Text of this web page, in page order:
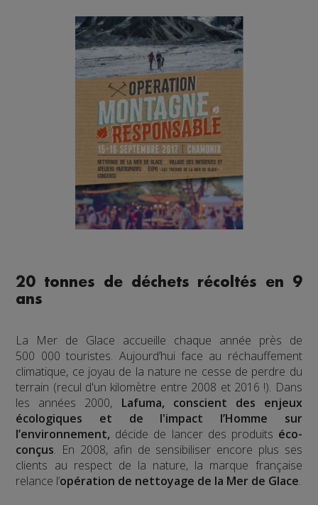
20 tonnes de déchets récoltés en 9
ans
La Mer de Glace accueille chaque année près de
500 000 touristes. Aujourd’hui face au réchauffement
climatique, ce joyau de la nature ne cesse de perdre du
terrain (recul d'un kilomètre entre 2008 et 2016 !). Dans
les années 2000, Lafuma, conscient des enjeux
écologiques et de l'impact l’Homme sur
l’environnement, décide de lancer des produits éco-
conçus. En 2008, afin de sensibiliser encore plus ses
clients au respect de la nature, la marque française
relance l’opération de nettoyage de la Mer de Glace.